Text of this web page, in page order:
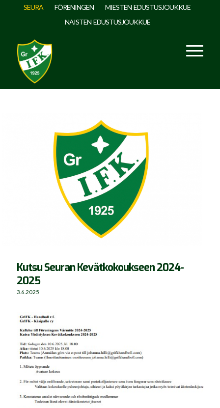
SEURA FÖRENINGEN
MIESTEN EDUSTUSJOUKKUE
NAISTEN EDUSTUSJOUKKUE
Kutsu Seuran Kevätkokoukseen 2024-
2025
3.6.2025